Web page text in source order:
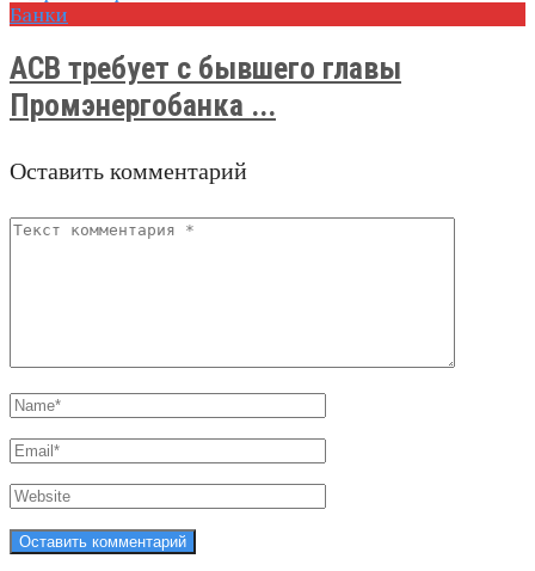
Банки
АСВ требует с бывшего главы
Промэнергобанка ...
Оставить комментарий